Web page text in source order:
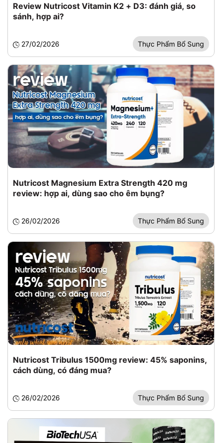
Review Nutricost Vitamin K2 + D3: đánh giá, so
sánh, hợp ai?
27/02/2026 Thực Phẩm Bổ Sung
Nutricost Magnesium Extra Strength 420 mg
review: hợp ai, dùng sao cho êm bụng?
26/02/2026 Thực Phẩm Bổ Sung
Nutricost Tribulus 1500mg review: 45% saponins,
cách dùng, có đáng mua?
26/02/2026 Thực Phẩm Bổ Sung